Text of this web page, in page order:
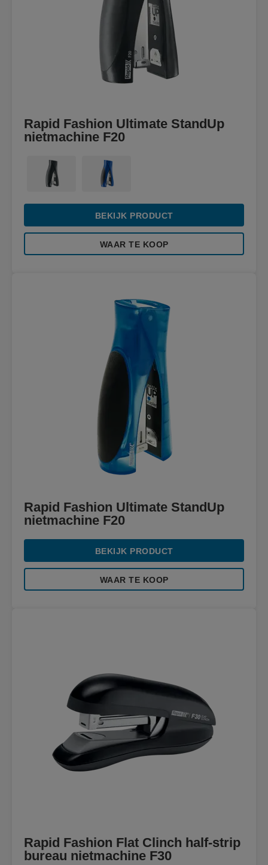
Rapid Fashion Ultimate StandUp
nietmachine F20
BEKIJK PRODUCT
WAAR TE KOOP
Rapid Fashion Ultimate StandUp
nietmachine F20
BEKIJK PRODUCT
WAAR TE KOOP
Rapid Fashion Flat Clinch half-strip
bureau nietmachine F30